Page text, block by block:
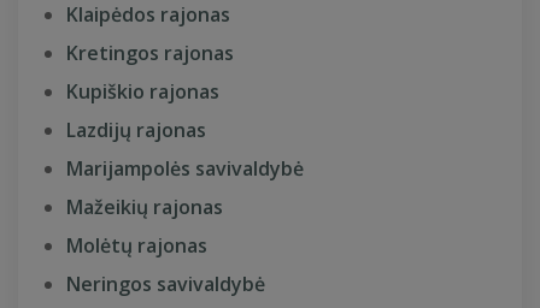
Klaipėdos rajonas
Kretingos rajonas
Kupiškio rajonas
Lazdijų rajonas
Marijampolės savivaldybė
Mažeikių rajonas
Molėtų rajonas
Neringos savivaldybė